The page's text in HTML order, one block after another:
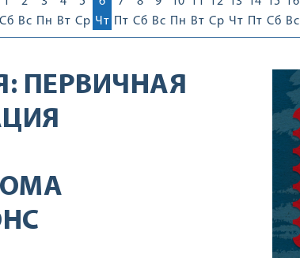
Сб Вс Пн Вт Ср Чт Пт Сб Вс Пн Вт Ср Чт Пт Сб Вс
ПЕРВИЧНАЯ